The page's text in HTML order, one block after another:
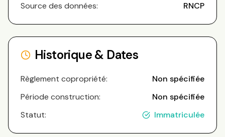
Source des données:
RNCP
Historique & Dates
Règlement copropriété:
Non spécifiée
Période construction:
Non spécifiée
Statut:
Immatriculée